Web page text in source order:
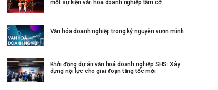
một sự kiện văn hóa doanh nghiệp tầm cỡ
Văn hóa doanh nghiệp trong kỷ nguyên vươn mình
Khởi động dự án văn hoá doanh nghiệp SHS: Xây
dựng nội lực cho giai đoạn tăng tốc mới